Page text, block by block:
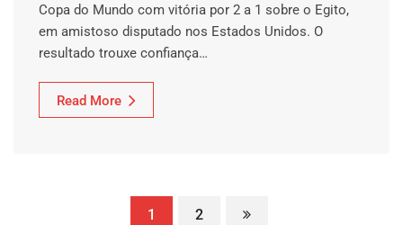
Copa do Mundo com vitória por 2 a 1 sobre o Egito,
em amistoso disputado nos Estados Unidos. O
resultado trouxe confiança…
Read More
1 2